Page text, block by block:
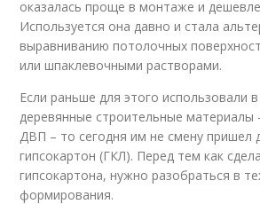
оказалась проще в монтаже и
Используется она давно и стала
выравниванию потолочных
или шпаклевочными растворами.
Если раньше для этого использовали
деревянные строительные материалы
ДВП – то сегодня им не смену пришел
гипсокартон (ГКЛ). Перед тем как
гипсокартона, нужно разобраться в
формирования.